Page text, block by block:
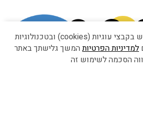
באתר זה נעשה שימוש בקבצי עוגיות (cookies) ובטכנולוגיות
למדיניות הפרטיותהמשך גלישתך באתר
הסכמה לשימוש זה